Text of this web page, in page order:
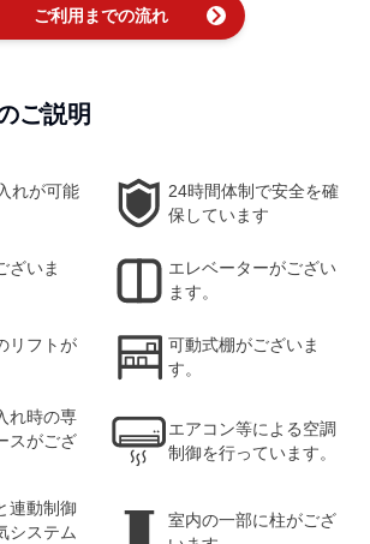
ご利用までの流れ chevron_right
ご説明
れが可能
24時間体制で安全を確
保しています
ざいま
エレベーターがござい
ます。
リフトが
可動式棚がございま
す。
れ時の専
スがござ
エアコン等による空調
制御を行っています。
連動制御
システム
室内の一部に柱がござ